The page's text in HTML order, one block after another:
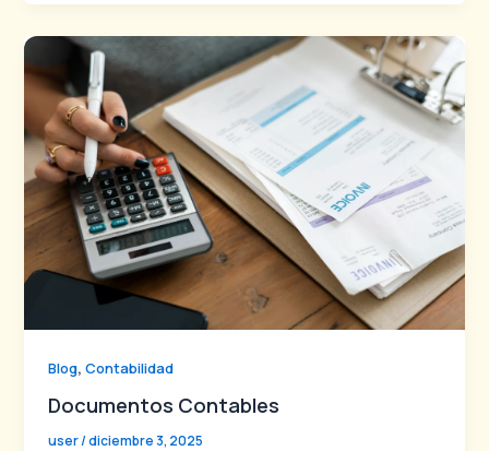
Blog,Contabilidad
Documentos Contables
user/diciembre 3, 2025